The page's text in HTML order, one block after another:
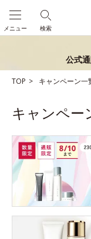
検索
メニュー
公式
TOP キャンペーン一
キャンペー